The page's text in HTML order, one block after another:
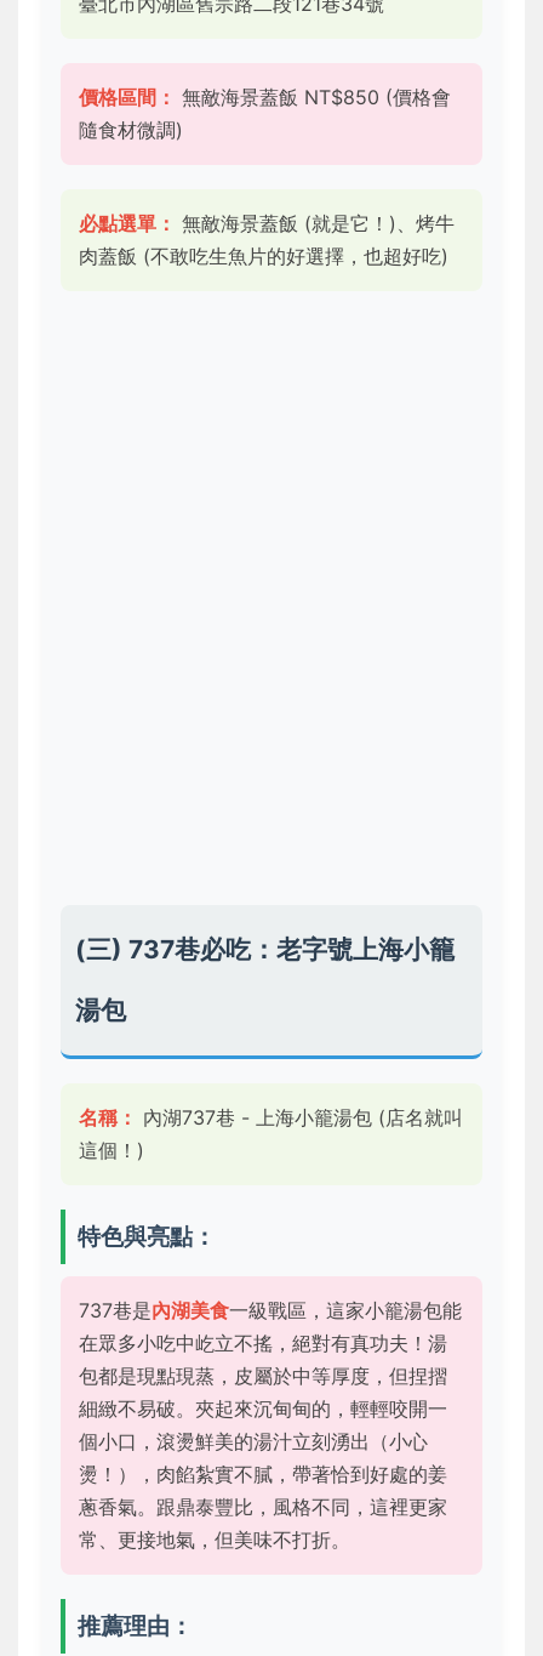
價格區間： 無敵海景蓋飯 NT$850 (價格會
隨食材微調)
必點選單： 無敵海景蓋飯 (就是它！)、烤牛
肉蓋飯 (不敢吃生魚片的好選擇，也超好吃)
(三) 737巷必吃：老字號上海小籠
湯包
名稱： 內湖737巷 - 上海小籠湯包 (店名就叫
這個！)
特色與亮點：
737巷是內湖美食一級戰區，這家小籠湯包能
在眾多小吃中屹立不搖，絕對有真功夫！湯
包都是現點現蒸，皮屬於中等厚度，但捏摺
細緻不易破。夾起來沉甸甸的，輕輕咬開一
個小口，滾燙鮮美的湯汁立刻湧出（小心
燙！），肉餡紮實不膩，帶著恰到好處的姜
蔥香氣。跟鼎泰豐比，風格不同，這裡更家
常、更接地氣，但美味不打折。
推薦理由：